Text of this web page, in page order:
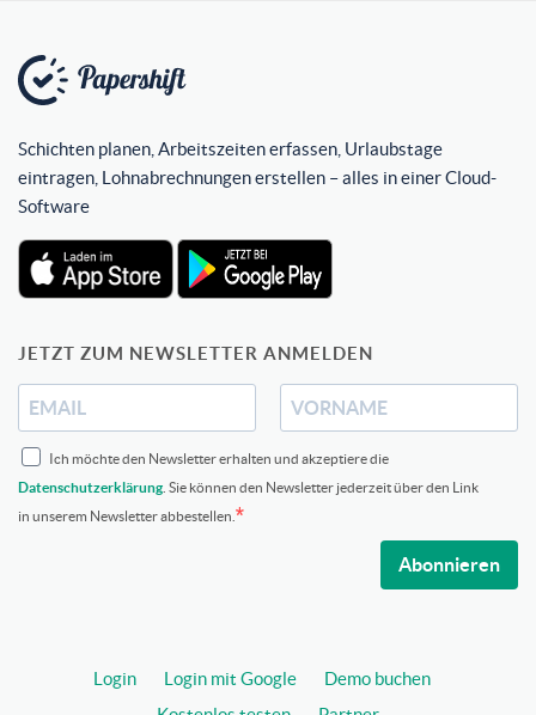
Schichten planen, Arbeitszeiten erfassen, Urlaubstage
eintragen, Lohnabrechnungen erstellen – alles in einer Cloud-
Software
JETZT ZUM NEWSLETTER ANMELDEN
Ich möchte den Newsletter erhalten und akzeptiere die
Datenschutzerklärung . Sie können den Newsletter jederzeit über den Link
in unserem Newsletter abbestellen.
Abonnieren
Login Login mit Google
Demo buchen